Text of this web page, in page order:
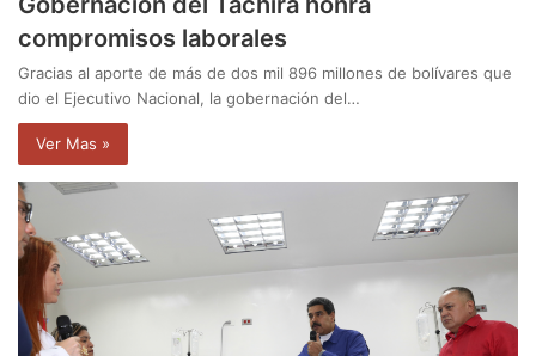
compromisos laborales
Gracias al aporte de más de dos mil 896 millones de bolívares que
dio el Ejecutivo Nacional, la gobernación del…
Ver Mas »